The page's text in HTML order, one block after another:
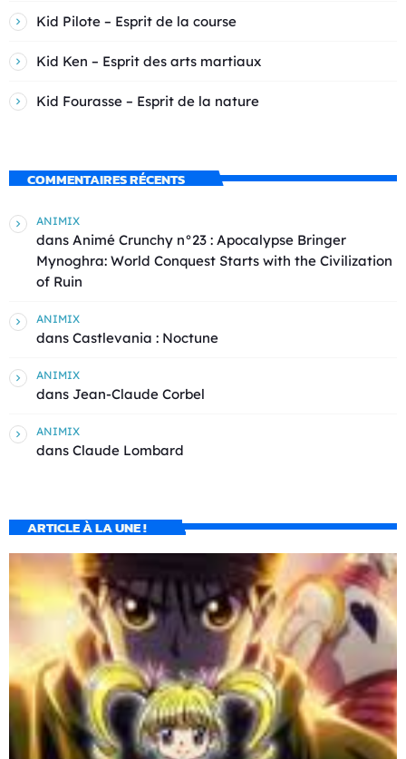
Kid Pilote – Esprit de la course
Kid Ken – Esprit des arts martiaux
Kid Fourasse – Esprit de la nature
COMMENTAIRES RÉCENTS
ANIMIX
dans Animé Crunchy n°23 : Apocalypse Bringer
Mynoghra: World Conquest Starts with the Civilization
of Ruin
ANIMIX
dans Castlevania : Noctune
ANIMIX
dans Jean-Claude Corbel
ANIMIX
dans Claude Lombard
ARTICLE À LA UNE !